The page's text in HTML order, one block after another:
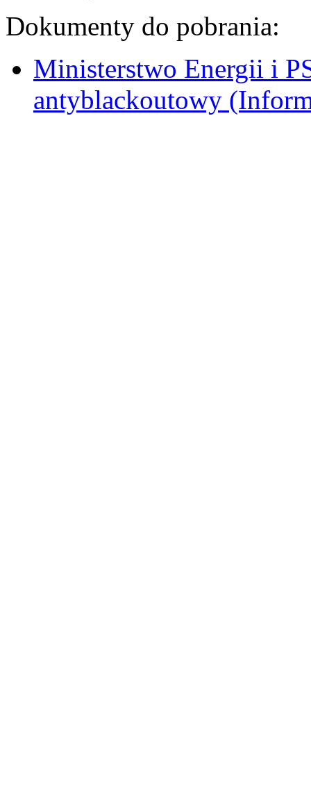
Dokumenty do pobrania:
Ministerstwo Energii i
antyblackoutowy